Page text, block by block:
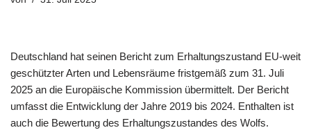
Deutschland hat seinen Bericht zum Erhaltungszustand EU-weit
geschützter Arten und Lebensräume fristgemäß zum 31. Juli
2025 an die Europäische Kommission übermittelt. Der Bericht
umfasst die Entwicklung der Jahre 2019 bis 2024. Enthalten ist
auch die Bewertung des Erhaltungszustandes des Wolfs.